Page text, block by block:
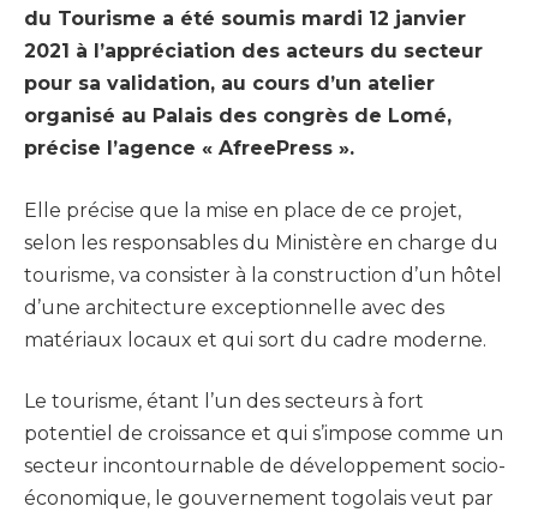
du Tourisme a été soumis mardi 12 janvier
2021 à l’appréciation des acteurs du secteur
pour sa validation, au cours d’un atelier
organisé au Palais des congrès de Lomé,
précise l’agence « AfreePress ».
Elle précise que la mise en place de ce projet,
selon les responsables du Ministère en charge du
tourisme, va consister à la construction d’un hôtel
d’une architecture exceptionnelle avec des
matériaux locaux et qui sort du cadre moderne.
Le tourisme, étant l’un des secteurs à fort
potentiel de croissance et qui s’impose comme un
secteur incontournable de développement socio-
économique, le gouvernement togolais veut par